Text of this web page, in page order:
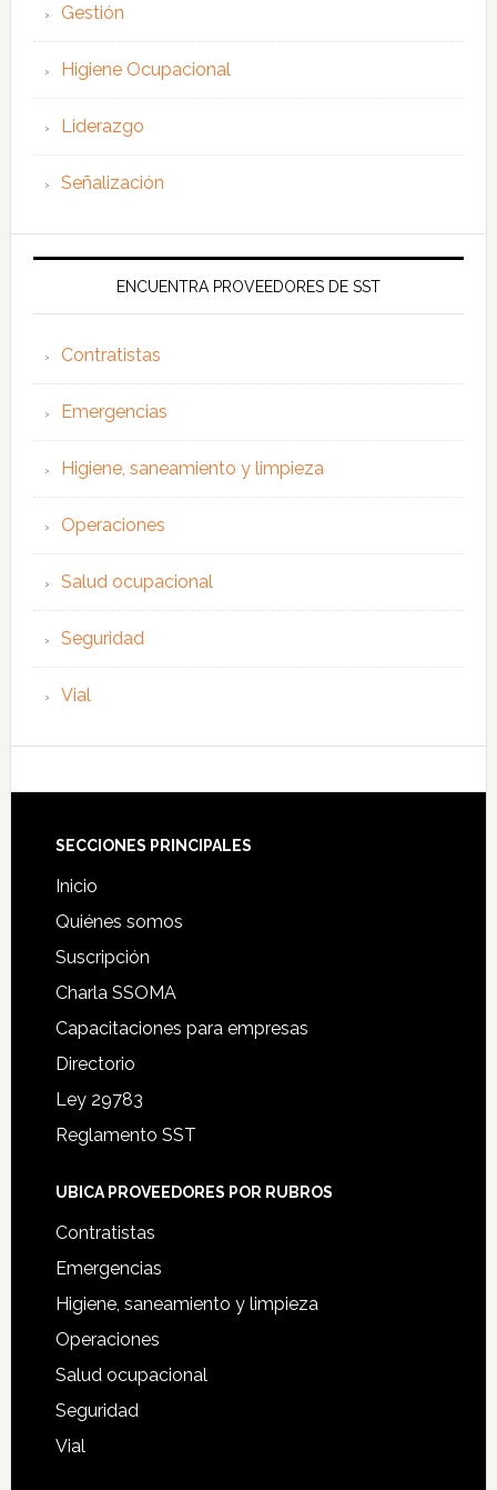
Gestión
Higiene Ocupacional
Liderazgo
Señalización
ENCUENTRA PROVEEDORES DE SST
Contratistas
Emergencias
Higiene, saneamiento y limpieza
Operaciones
Salud ocupacional
Seguridad
Vial
Footer
SECCIONES PRINCIPALES
Inicio
Quiénes somos
Suscripción
Charla SSOMA
Capacitaciones para empresas
Directorio
Ley 29783
Reglamento SST
UBICA PROVEEDORES POR RUBROS
Contratistas
Emergencias
Higiene, saneamiento y limpieza
Operaciones
Salud ocupacional
Seguridad
Vial